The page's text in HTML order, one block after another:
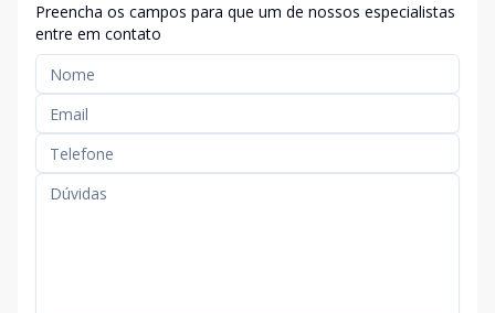
Preencha os campos para que um de nossos especialistas
entre em contato